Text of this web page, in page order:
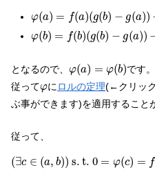
φ(a) = f(a)(g(b) − g(a))
(a ) a)( g(b )−g )− g(
φ(b) = f(b)(g(b) − g(a))
(b) b)( g( b)− ) −g
となるので、 φ(a) = φ(b)
( ) b)
です。
従ってφ
φに ロルの定理(←クリッ
ぶ事ができます)を適用すること
従って、
(∃c ∈ (a, b)) s. t. 0 = φ(c) = f
( c∈ b ) 0 = )